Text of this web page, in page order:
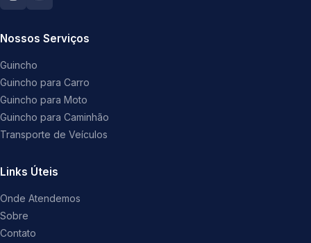
Nossos Serviços
Guincho
Guincho para Carro
Guincho para Moto
Guincho para Caminhão
Transporte de Veículos
Links Úteis
Onde Atendemos
Sobre
Contato